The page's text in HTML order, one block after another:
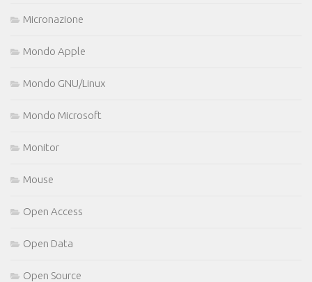
Micronazione
Mondo Apple
Mondo GNU/Linux
Mondo Microsoft
Monitor
Mouse
Open Access
Open Data
Open Source